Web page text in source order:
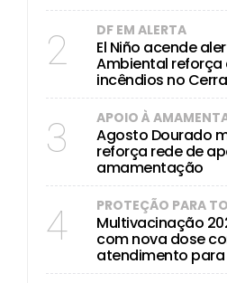
2 DF EM ALERTA
El Niño acende
Ambiental
incêndios no
3 APOIO À
Agosto Dourado
reforça rede de
amamentação
4 PROTEÇÃO PARA
Multivacinação
com nova dose
atendimento